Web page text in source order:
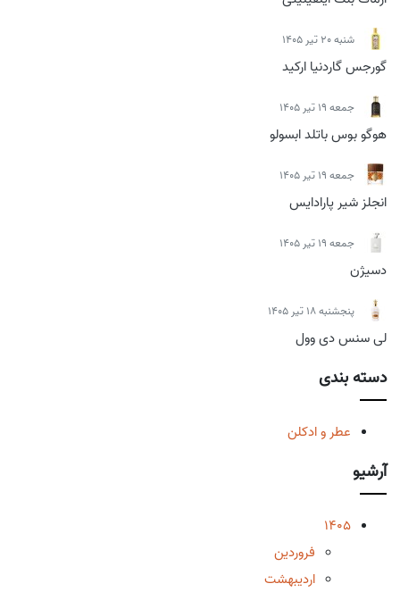
شنبه 20 تیر 1405
گورجس گاردنیا ارکید
جمعه 19 تیر 1405
هوگو بوس باتلد ابسولو
جمعه 19 تیر 1405
انجلز شیر پارادایس
جمعه 19 تیر 1405
دسیژن
پنجشنبه 18 تیر 1405
لی سنس دی وول
دسته بندی
عطر و ادکلن
آرشیو
1405
فروردین
اردیبهشت